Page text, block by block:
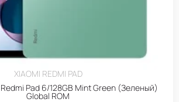
XIAOMI REDMI PAD
Pad 6/128GB Mint Green (Зеленый)
Global ROM